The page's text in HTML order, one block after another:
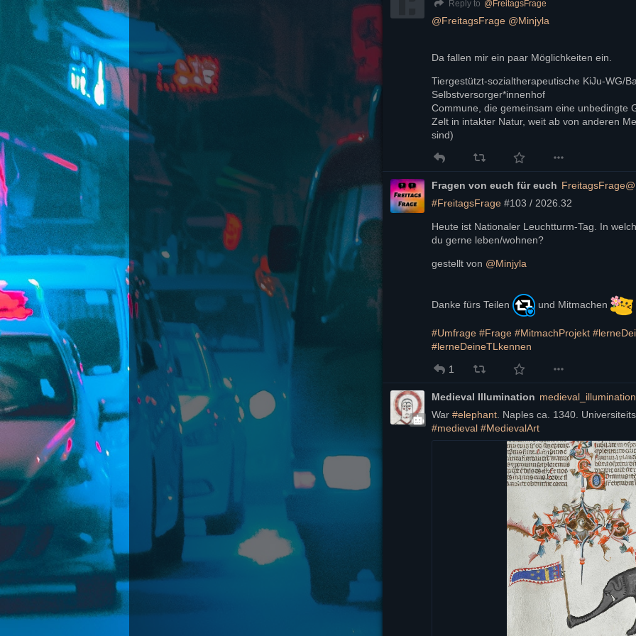
Eine Lösung für Matrix-Fans
Für Matrix-Nutzende hat die
Gegen Ende sprachen wir über
»KI«-Crawlern hervorgerufen werden und
Fediversums) betreffen können. Die
blocker
Tarpitting/Teergrubing/Fallen
Ideen für Fallen
Ein 1-Pixel-PNG mit Link auf ein
#Fedicamp2006 #Fedicamp2006Tag3
Reply to @ FreitagsFrage
@FreitagsFrage @Minjyla
Da fallen mir ein paar Möglichkeiten ein.
Tiergestützt-sozialtherapeutische KiJu-WG/
Selbstversorger*innenhof
Commune, die gemeinsam eine unbedingte
Zelt in intakter Natur, weit ab von anderen
sind)
Fragen von euch für euch
#FreitagsFrage #103 / 2026.32
Heute ist Nationaler Leuchtturm-Tag. In
du gerne leben/wohnen?
gestellt von @Minjyla
Danke fürs Teilen und Mitmachen
#Umfrage #Frage #MitmachProjekt #
#lerneDeineTLkennen
1
Medieval Illumination
War #elephant. Naples ca. 1340.
#medieval #MedievalArt